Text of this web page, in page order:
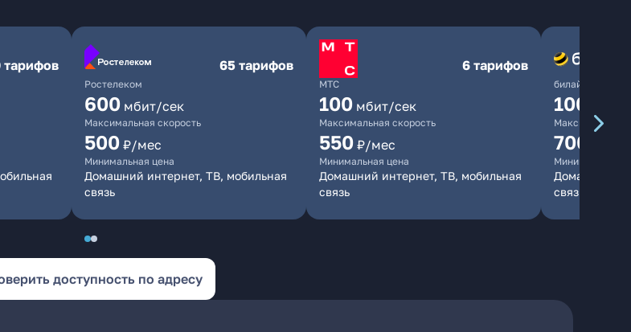
тарифов
Ростелеком
65 тарифов
600 мбит/сек
Максимальная скорость
500 ₽/мес
Минимальная цена
Домашний интернет, ТВ, мобильная
связь
МТС
6 тарифов
100 мбит/сек
Максимальная скорость
550 ₽/мес
Минимальная цена
Домашний интернет, ТВ, мобильная
связь
билайн
1000
Максимальная
700
Минимальная
Домашний
связь
доступность по адресу